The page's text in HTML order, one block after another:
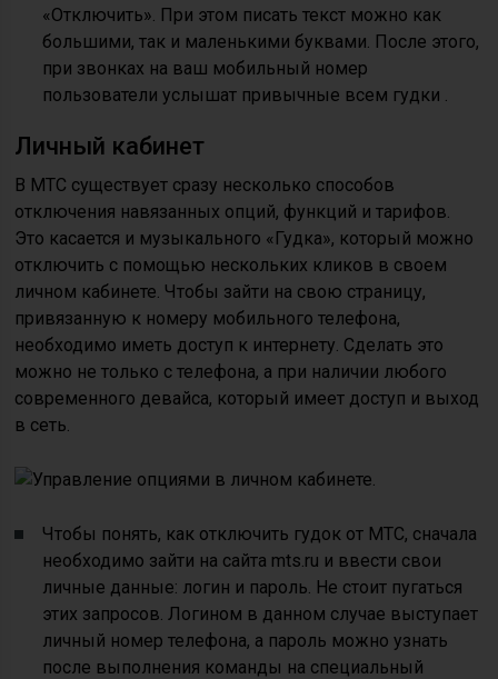
«Отключить». При этом писать текст можно как
большими, так и маленькими буквами. После этого,
при звонках на ваш мобильный номер
пользователи услышат привычные всем гудки .
Личный кабинет
В МТС существует сразу несколько способов
отключения навязанных опций, функций и тарифов.
Это касается и музыкального «Гудка», который можно
отключить с помощью нескольких кликов в своем
личном кабинете. Чтобы зайти на свою страницу,
привязанную к номеру мобильного телефона,
необходимо иметь доступ к интернету. Сделать это
можно не только с телефона, а при наличии любого
современного девайса, который имеет доступ и выход
в сеть.
Чтобы понять, как отключить гудок от МТС, сначала
необходимо зайти на сайта mts.ru и ввести свои
личные данные: логин и пароль. Не стоит пугаться
этих запросов. Логином в данном случае выступает
личный номер телефона, а пароль можно узнать
после выполнения команды на специальный